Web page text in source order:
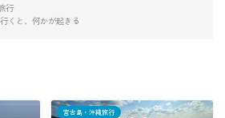
行
くと、何かが起きる
宮古島・沖縄旅行